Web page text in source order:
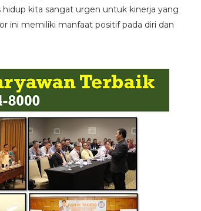
kita sangat urgen untuk kinerja yang
ini memiliki manfaat positif pada diri dan